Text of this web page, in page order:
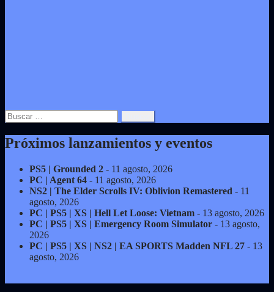
Buscar:
Próximos lanzamientos y eventos
PS5 | Grounded 2 - 11 agosto, 2026
PC | Agent 64 - 11 agosto, 2026
NS2 | The Elder Scrolls IV: Oblivion Remastered - 11
agosto, 2026
PC | PS5 | XS | Hell Let Loose: Vietnam - 13 agosto, 2026
PC | PS5 | XS | Emergency Room Simulator - 13 agosto,
2026
PC | PS5 | XS | NS2 | EA SPORTS Madden NFL 27 - 13
agosto, 2026